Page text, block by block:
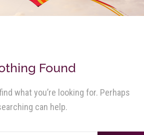
Found
what you’re looking for. Perhaps
can help.